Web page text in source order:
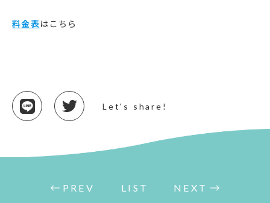
料金表はこちら
Let's share!
PREV LIST NEXT